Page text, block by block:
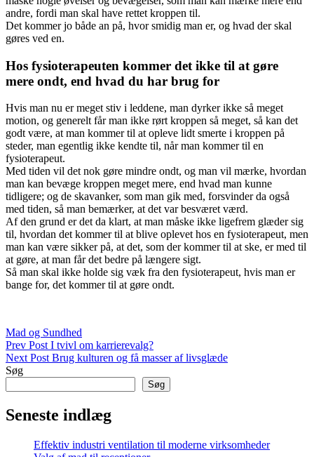
andre, fordi man skal have rettet kroppen til.
Det kommer jo både an på, hvor smidig man er, og hvad der skal
gøres ved en.
Hos fysioterapeuten kommer det ikke til at gøre
mere ondt, end hvad du har brug for
Hvis man nu er meget stiv i leddene, man dyrker ikke så meget
motion, og generelt får man ikke rørt kroppen så meget, så kan det
godt være, at man kommer til at opleve lidt smerte i kroppen på
steder, man egentlig ikke kendte til, når man kommer til en
fysioterapeut.
Med tiden vil det nok gøre mindre ondt, og man vil mærke, hvordan
man kan bevæge kroppen meget mere, end hvad man kunne
tidligere; og de skavanker, som man gik med, forsvinder da også
med tiden, så man bemærker, at det var besværet værd.
Af den grund er det da klart, at man måske ikke ligefrem glæder sig
til, hvordan det kommer til at blive oplevet hos en fysioterapeut, men
man kan være sikker på, at det, som der kommer til at ske, er med til
at gøre, at man får det bedre på længere sigt.
Så man skal ikke holde sig væk fra den fysioterapeut, hvis man er
bange for, det kommer til at gøre ondt.
Categories
Mad og Sundhed
Indlægsnavigation
Previous
Post
Prev Post I tvivl om karrierevalg?
Next
Post
Next Post Brug kulturen og få masser af livsglæde
Søg
Søg
Seneste indlæg
Effektiv industri ventilation til moderne virksomheder